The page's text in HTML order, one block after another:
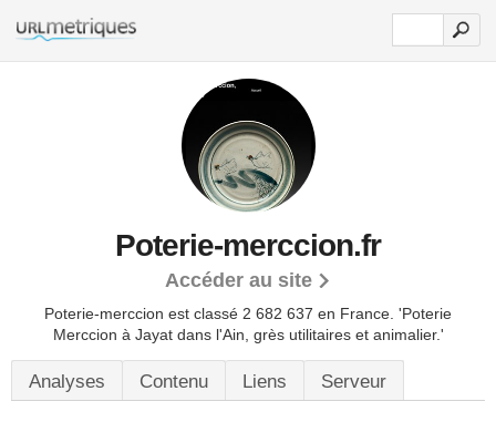
Poterie-merccion.fr
Accéder au site
Poterie-merccion est classé 2 682 637 en France. 'Poterie
Merccion à Jayat dans l'Ain, grès utilitaires et animalier.'
Analyses Contenu Liens Serveur